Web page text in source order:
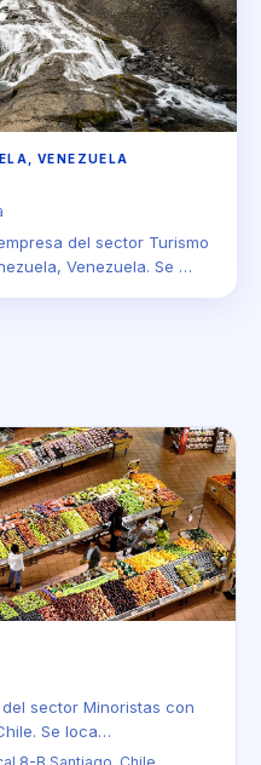
VENEZUELA
del sector Turismo
Venezuela. Se …
sector Minoristas con
Se loca…